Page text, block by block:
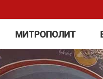
МИТРОПОЛИТ